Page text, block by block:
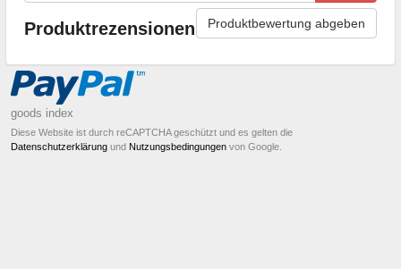
Produktrezensionen Produktbewertung abgeben
goods index
Diese Website ist durch reCAPTCHA geschützt und es gelten die
Datenschutzerklärung und Nutzungsbedingungen von Google.